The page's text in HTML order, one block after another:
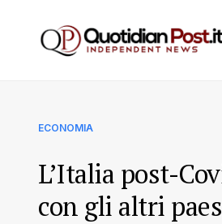
ECONOMIA
L’Italia post-
con gli altri